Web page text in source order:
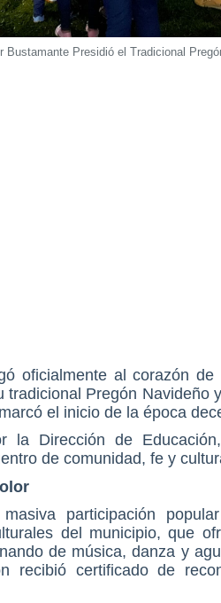
Presidió el Tradicional
oficialmente al corazón
tradicional Pregón Navideño
el inicio de la época
la Dirección de
de comunidad, fe y
participación
del municipio, que
de música, danza y
recibió certificado de